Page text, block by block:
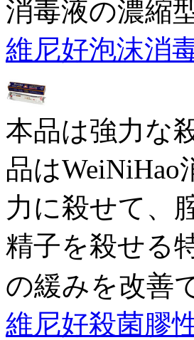
消毒液の濃縮
維尼好泡沫消
本品は強力な
品は
力に殺せて、
精子を殺せる
の緩みを改善
維尼好殺菌膠